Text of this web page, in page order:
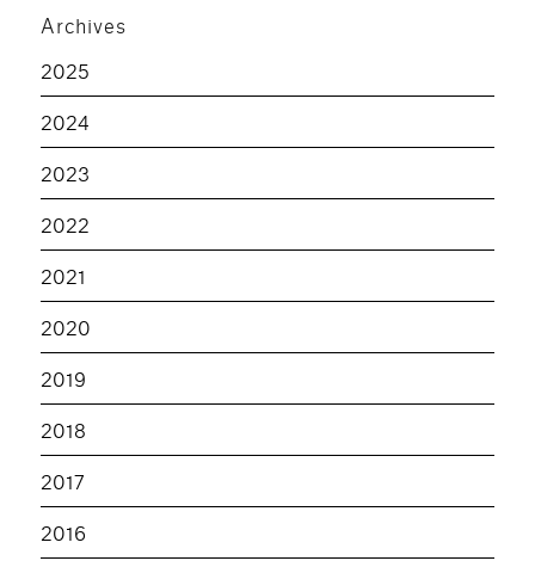
Archives
2025
2024
2023
2022
2021
2020
2019
2018
2017
2016